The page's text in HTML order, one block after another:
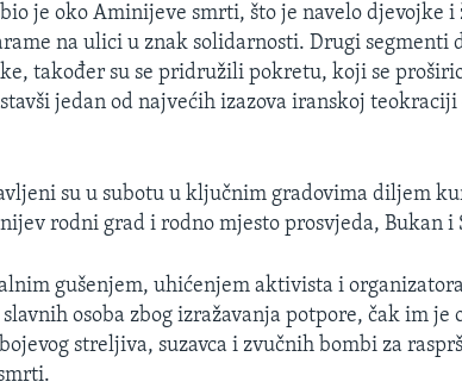
je oko Aminijeve smrti, što je navelo djevojke i
na ulici u znak solidarnosti. Drugi segmenti
također su se pridružili pokretu, koji se
jedan od najvećih izazova iranskoj teokraciji
su u subotu u ključnim gradovima diljem
rodni grad i rodno mjesto prosvjeda, Bukan i
gušenjem, uhićenjem aktivista i
osoba zbog izražavanja potpore, čak im je
streljiva, suzavca i zvučnih bombi za